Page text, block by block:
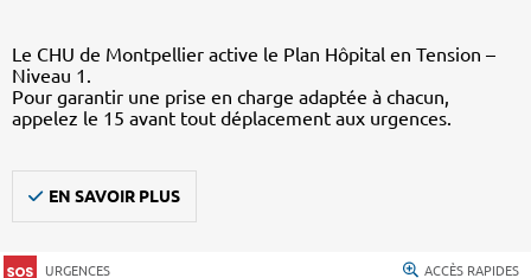
Le CHU de Montpellier active le Plan Hôpital en Tension –
Niveau 1.
Pour garantir une prise en charge adaptée à chacun,
appelez le 15 avant tout déplacement aux urgences.
EN SAVOIR PLUS
URGENCES ACCÈS RAPIDES